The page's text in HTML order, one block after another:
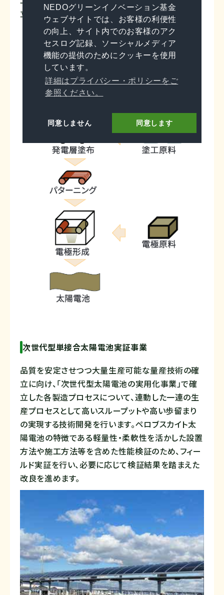
NEDOグリーンイノベーション基金
ウェブサイトでは、お客様の利便性
の向上、サイト内でのお客様のアク
セスログ記録、ソーシャルメディア
機能の提供のためにクッキーを使用
しています。
詳細はプライバシー・ポリシーをご
参照ください。
同意しません 同意します
立に向けた研究開発を行います。
次世代型単接合太陽電池実証事業
品質を安定させつつ大量生産可能な量産技術の確
立に向け、「次世代型太陽電池の実用化事業」で確
立した各製造プロセスについて、連動した一連の生
産プロセスとして高いスループットや高い歩留まり
の実現する技術開発を行います。ペロブスカイト太
陽電池の特徴である軽量性・柔軟性を活かした設置
方法や施工方法等を含めた性能検証のため、フィー
ルド実証を行い、必要に応じて検証結果を踏まえた
改良を進めます。